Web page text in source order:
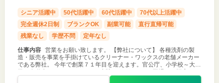
シニア活躍中 50代活躍中 60代活躍中
70代以上活躍中
完全週休2日制
ブランクOK 副業可能
直行直帰可能
残業なし
学歴不問 定年なし
仕事内容 営業をお願い致します。 【弊社について】 各種洗剤の製
造・販売を事業を手掛けているクリーナー・ワックスの老舗メーカー
である弊社。 今年で創業７１年目を迎えます。官公庁、小学校～大
学、自動車メーカー、ホテル、病院、レストラン、工場など幅広いメ
ーカー・業界と直接取